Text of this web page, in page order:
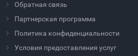
Обратная связь
Партнерская программа
Политика конфиденциальности
Условия предоставления услуг